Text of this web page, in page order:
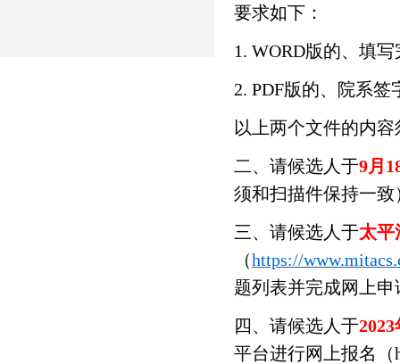
要求如下：
1. WORD版的、填
2. PDF版的、院系
以上两个文件的内
二、请候选人于9月
须和扫描件保持一致
三、请候选人于太平
（https://
题列表并完成网上申
四、 请候选人于
平台进行网上报名（